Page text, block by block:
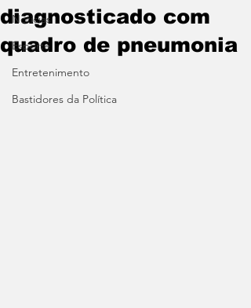
Notícias
Esporte
Entretenimento
Bastidores da Política
diagnosticado com
quadro de pneumonia